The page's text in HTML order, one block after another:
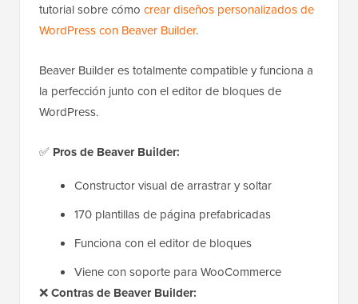
tutorial sobre cómo crear diseños personalizados de
WordPress con Beaver Builder.
Beaver Builder es totalmente compatible y funciona a
la perfección junto con el editor de bloques de
WordPress.
✅ Pros de Beaver Builder:
Constructor visual de arrastrar y soltar
170 plantillas de página prefabricadas
Funciona con el editor de bloques
Viene con soporte para WooCommerce
❌Contras de Beaver Builder: